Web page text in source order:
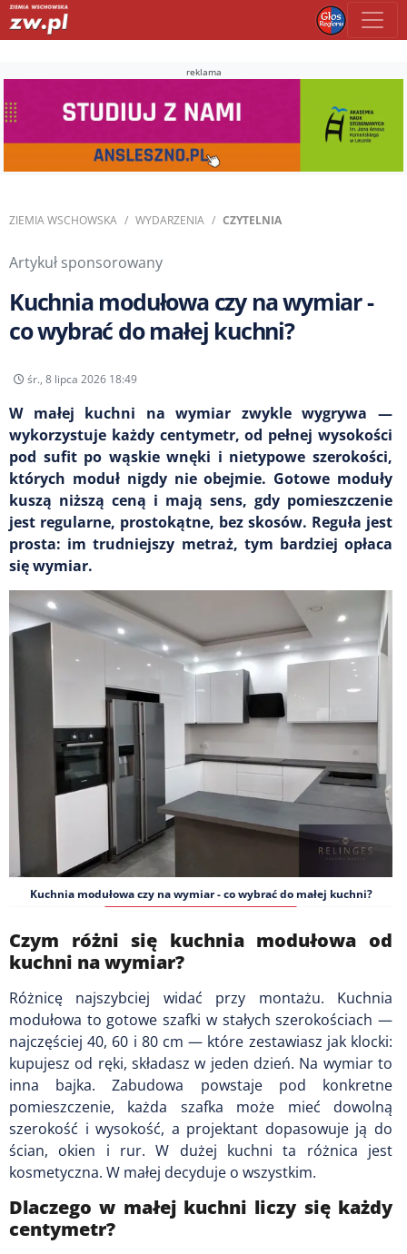
reklama
ZIEMIA WSCHOWSKA WYDARZENIA CZYTELNIA
Artykuł sponsorowany
Kuchnia modułowa czy na wymiar -
co wybrać do małej kuchni?
śr., 8 lipca 2026 18:49
W małej kuchni na wymiar zwykle wygrywa —
wykorzystuje każdy centymetr, od pełnej wysokości
pod sufit po wąskie wnęki i nietypowe szerokości,
których moduł nigdy nie obejmie. Gotowe moduły
kuszą niższą ceną i mają sens, gdy pomieszczenie
jest regularne, prostokątne, bez skosów. Reguła jest
prosta: im trudniejszy metraż, tym bardziej opłaca
się wymiar.
Kuchnia modułowa czy na wymiar - co wybrać do małej kuchni?
Czym różni się kuchnia modułowa od
kuchni na wymiar?
Różnicę najszybciej widać przy montażu. Kuchnia
modułowa to gotowe szafki w stałych szerokościach —
najczęściej 40, 60 i 80 cm — które zestawiasz jak klocki:
kupujesz od ręki, składasz w jeden dzień. Na wymiar to
inna bajka. Zabudowa powstaje pod konkretne
pomieszczenie, każda szafka może mieć dowolną
szerokość i wysokość, a projektant dopasowuje ją do
ścian, okien i rur. W dużej kuchni ta różnica jest
kosmetyczna. W małej decyduje o wszystkim.
Dlaczego w małej kuchni liczy się każdy
centymetr?